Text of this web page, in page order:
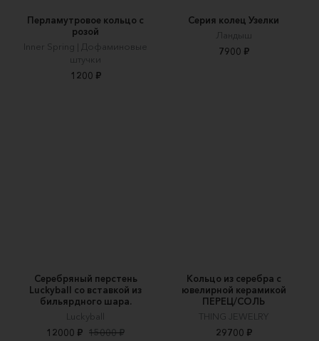
Перламутровое кольцо с
розой
Inner Spring | Дофаминовые
штучки
1200 ₽
Серия колец Узелки
Ландыш
7900 ₽
Серебряный перстень
Luckyball со вставкой из
бильярдного шара.
Luckyball
12000 ₽ 15000 ₽
Кольцо из серебра с
ювелирной керамикой
ПЕРЕЦ/СОЛЬ
THING JEWELRY
29700 ₽